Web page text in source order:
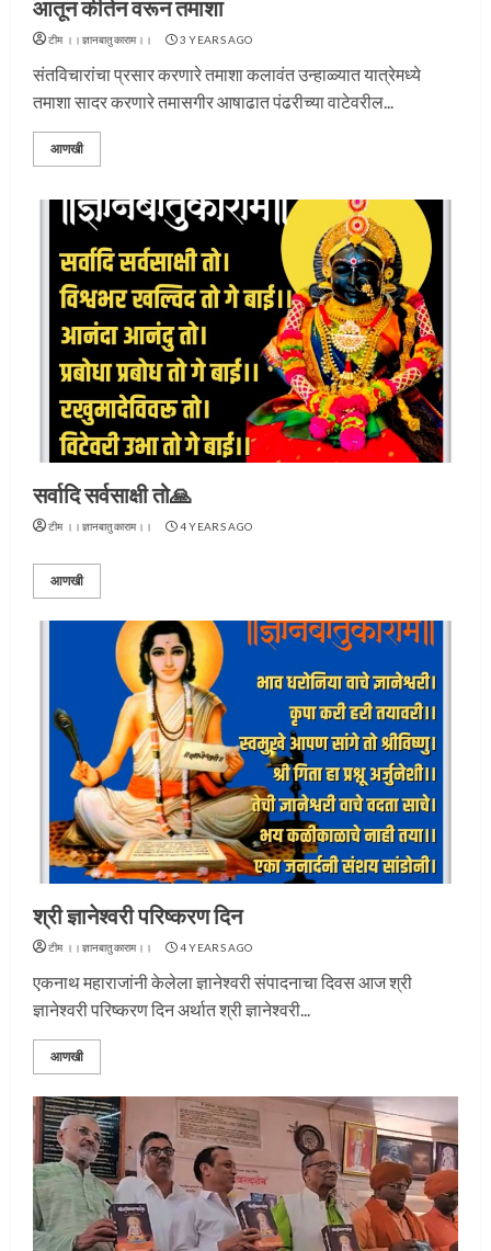
आतून कीर्तन वरून तमाशा
टीम ।।ज्ञानबातुकाराम।। 3 YEARS AGO
संतविचारांचा प्रसार करणारे तमाशा कलावंत उन्हाळ्यात यात्रेमध्ये
तमाशा सादर करणारे तमासगीर आषाढात पंढरीच्या वाटेवरील...
आणखी
सर्वादि सर्वसाक्षी तो🙏
टीम ।।ज्ञानबातुकाराम।। 4 YEARS AGO
आणखी
श्री ज्ञानेश्वरी परिष्करण दिन
टीम ।।ज्ञानबातुकाराम।। 4 YEARS AGO
एकनाथ महाराजांनी केलेला ज्ञानेश्वरी संपादनाचा दिवस आज श्री
ज्ञानेश्वरी परिष्करण दिन अर्थात श्री ज्ञानेश्वरी...
आणखी